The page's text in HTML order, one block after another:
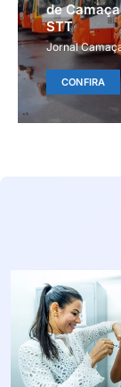
de
STT
Jornal
CONFIRA